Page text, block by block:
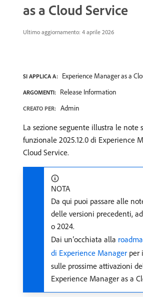
as a Cloud Service
Ultimo aggiornamento: 4 aprile 2026
SI APPLICA A: Experience Manager as a
ARGOMENTI: Release Information
CREATO PER: Admin
La sezione seguente illustra le note
funzionale 2025.12.0 di Experience
Cloud Service.
NOTA
Da qui puoi passare alle
delle versioni precedenti,
o 2024.
Dai un’occhiata alla
di Experience Manager per
sulle prossime attivazioni
Experience Manager as a